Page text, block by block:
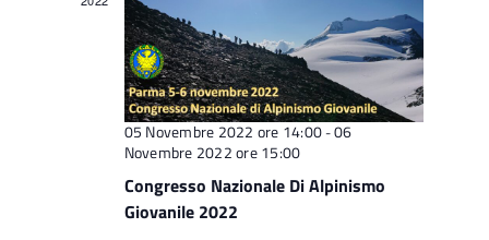
R
i
c
e
c
i
s
t
e
N
05 Novembre 2022 ore 14:00-06
Novembre 2022 ore 15:00
Congresso Nazionale Di Alpinismo
Giovanile 2022